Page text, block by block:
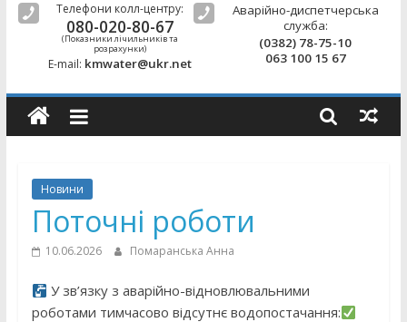
Телефони колл-центру:
080-020-80-67
(Показники лічильників та
розрахунки)
E-mail: kmwater@ukr.net
Аварійно-диспетчерська
служба:
(0382) 78-75-10
063 100 15 67
Новини
Поточні роботи
10.06.2026 Помаранська Анна
У зв’язку з аварійно-відновлювальними
роботами тимчасово відсутнє водопостачання: